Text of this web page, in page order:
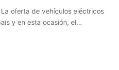
oferta de vehículos eléctricos
y en esta ocasión, el…